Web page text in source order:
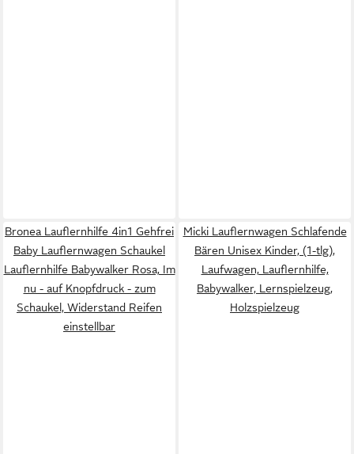
Bronea Lauflernhilfe 4in1 Gehfrei
Baby Lauflernwagen Schaukel
Lauflernhilfe Babywalker Rosa, Im
nu - auf Knopfdruck - zum
Schaukel, Widerstand Reifen
einstellbar
Micki Lauflernwagen Schlafende
Bären Unisex Kinder, (1-tlg),
Laufwagen, Lauflernhilfe,
Babywalker, Lernspielzeug,
Holzspielzeug